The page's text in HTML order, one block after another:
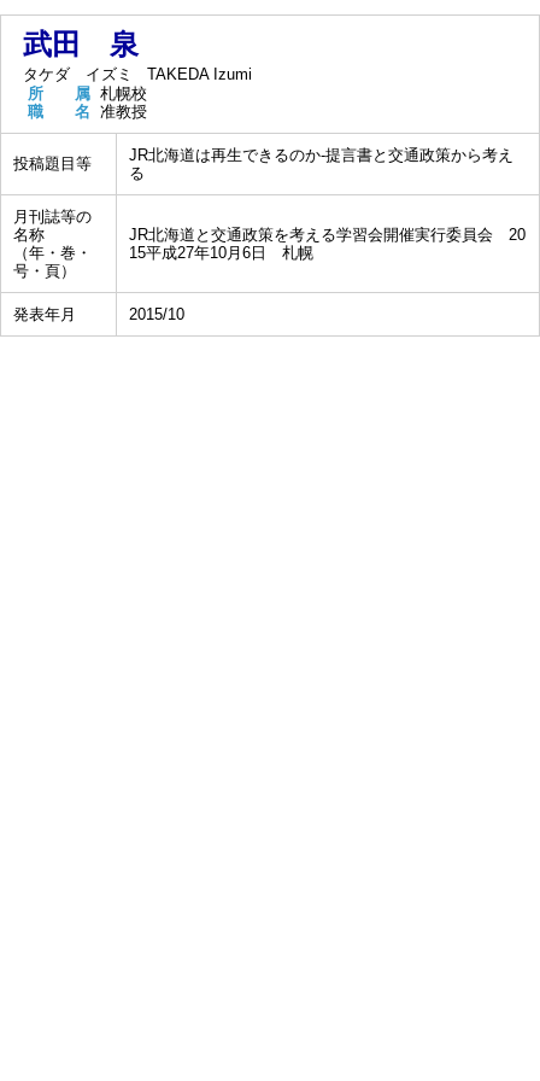
武田 泉
タケダ イズミ
TAKEDA Izumi
所 属 札幌校
職 名 准教授
投稿題目等
JR北海道は再生できるのか-提言書と交通政策から考え
る
月刊誌等の
名称
（年・巻・
号・頁）
JR北海道と交通政策を考える学習会開催実行委員会 20
15平成27年10月6日 札幌
発表年月 2015/10